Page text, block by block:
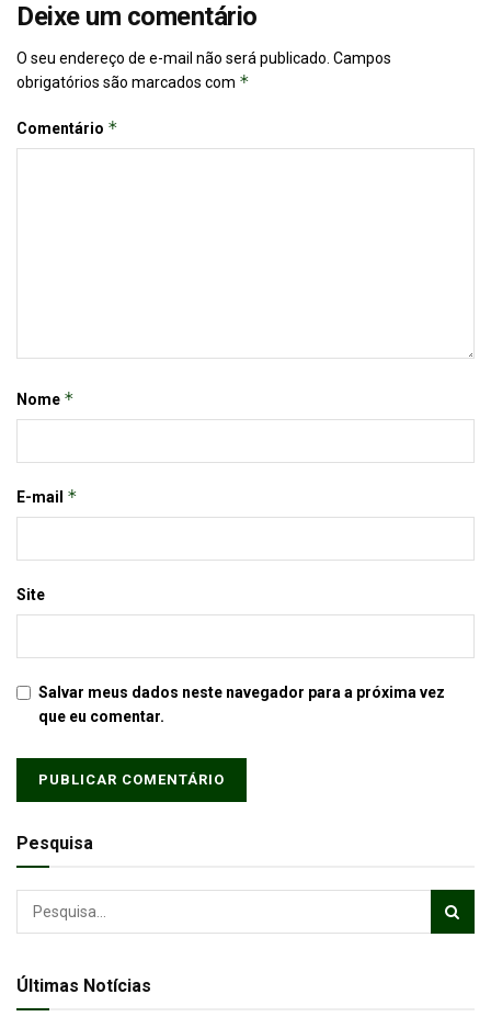
Deixe um comentário
O seu endereço de e-mail não será publicado. Campos
obrigatórios são marcados com *
Comentário *
Nome *
E-mail *
Site
Salvar meus dados neste navegador para a próxima vez
que eu comentar.
Pesquisa
Últimas Notícias